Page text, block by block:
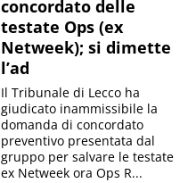
concordato delle
testate Ops (ex
Netweek); si dimette
l’ad
Il Tribunale di Lecco ha
giudicato inammissibile la
domanda di concordato
preventivo presentata dal
gruppo per salvare le testate
ex Netweek ora Ops R...